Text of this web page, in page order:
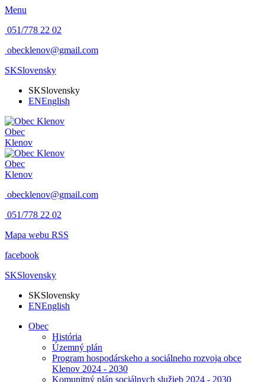
Menu
051/778 22 02
obecklenov@gmail.com
SKSlovensky
SKSlovensky
ENEnglish
Obec
Klenov
Obec
Klenov
obecklenov@gmail.com
051/778 22 02
Mapa webu RSS
facebook
SKSlovensky
SKSlovensky
ENEnglish
Obec
História
Územný plán
Program hospodárskeho a sociálneho rozvoja obce
Klenov 2024 - 2030
Komunitný plán sociálnych služieb 2024 - 2030